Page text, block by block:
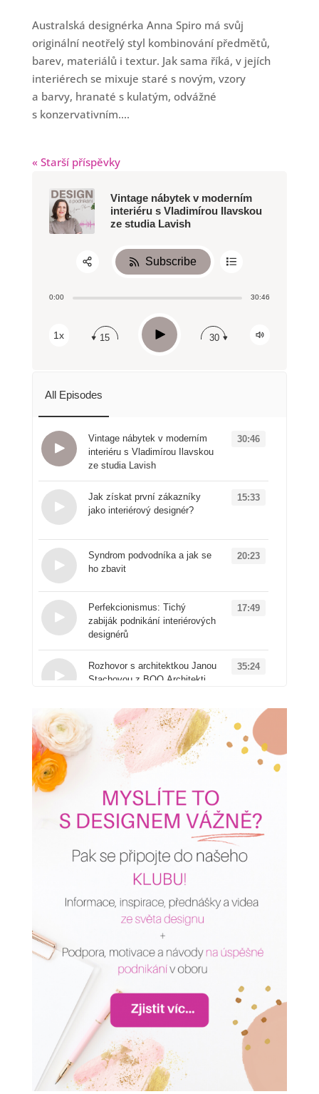
Australská designérka Anna Spiro má svůj
originální neotřelý styl kombinování předmětů,
barev, materiálů i textur. Jak sama říká, v jejích
interiérech se mixuje staré s novým, vzory
a barvy, hranaté s kulatým, odvážné
s konzervativním....
« Starší příspěvky
Vintage nábytek v moderním
interiéru s Vladimírou Ilavskou
ze studia Lavish
0:00 30:46
1x 15 Play 30
Subscribe
All Episodes
Vintage nábytek v moderním
interiéru s Vladimírou Ilavskou
ze studia Lavish
30:46
Jak získat první zákazníky
jako interiérový designér?
15:33
Syndrom podvodníka a jak se
ho zbavit
Loading...
20:23
Perfekcionismus: Tichý
zabiják podnikání interiérových
designérů
17:49
Rozhovor s architektkou Janou
Stachovou z BOQ Architekti
Loading...
35:24
Od architektury k
produktovému designu: Příběh
značky Vuch
Loading...
50:41
Proč ji zřejmě používáte
špatně a jak to změnit
Rychloobrátkový design
versus kvalitní projekty: Jakou
cestu si v podnikání
Loading...
14:20
Jak na dětské pokoje -
zdravě, udržitelně a zábavně
se značkou Antonie
Loading...
Interiéry bez nudy a šedi: o
odvaze v designu, řízení
zakázek i marketingu s Janou
Pařízkovou
Loading...
59:09
Jak navrhovat zodpovědně:
Vliv prostoru na emoce, zdraví
20:29
Share:
RSS
Apple Podcast
Spotify